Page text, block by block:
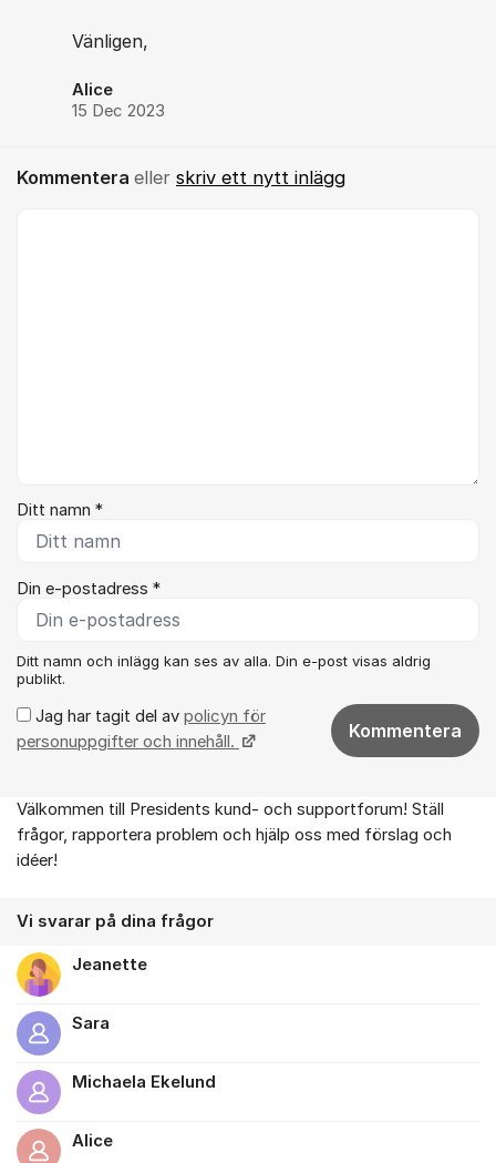
Vänligen,
Alice
15 Dec 2023
Kommentera eller skriv ett nytt inlägg
Ditt namn *
Din e-postadress *
Ditt namn och inlägg kan ses av alla. Din e-post visas aldrig
publikt.
Jag har tagit del av policyn för
personuppgifter och innehåll.
Kommentera
Om forumet
Välkommen till Presidents kund- och supportforum! Ställ
frågor, rapportera problem och hjälp oss med förslag och
idéer!
Vi svarar på dina frågor
Jeanette
Sara
Michaela Ekelund
Alice